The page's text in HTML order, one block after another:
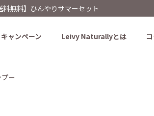
料無料】ひんやりサマーセット
キャンペーン Leivy Naturallyとは
ー